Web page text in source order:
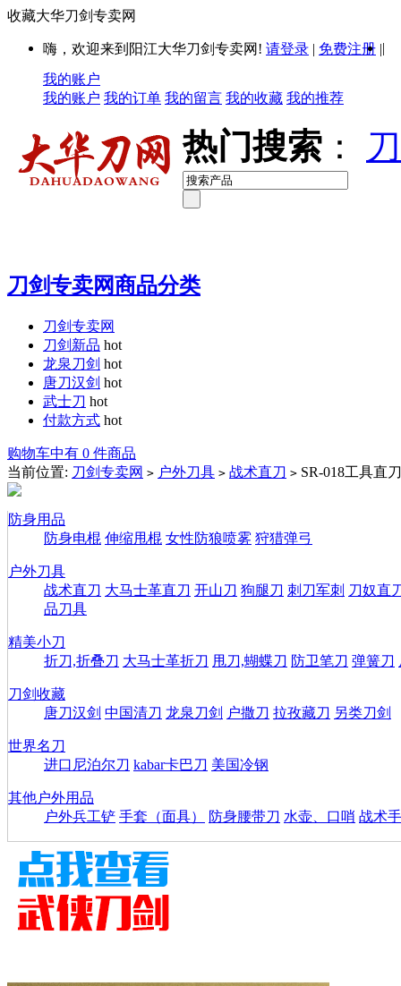
收藏大华刀剑专卖网
嗨，欢迎来到阳江大华刀剑专卖网! 请登录 | 免费注册 ||
我的账户
我的账户 我的订单 我的留言 我的收藏 我的推荐
热门搜索 ：
刀剑专卖网商品分类
刀剑专卖网
刀剑新品 hot
龙泉刀剑 hot
唐刀汉剑 hot
武士刀 hot
付款方式 hot
购物车中有 0 件商品
当前位置: 刀剑专卖网 > 户外刀具 > 战术直刀 > SR-018工具直刀
防身用品
防身电棍 伸缩甩棍 女性防狼喷雾 狩猎弹弓
户外刀具
战术直刀 大马士革直刀 开山刀 狗腿刀 刺刀军刺 刀奴直
品刀具
精美小刀
折刀,折叠刀 大马士革折刀 甩刀,蝴蝶刀 防卫笔刀 弹簧刀
刀剑收藏
唐刀汉剑 中国清刀 龙泉刀剑 户撒刀 拉孜藏刀 另类刀剑
世界名刀
进口尼泊尔刀 kabar卡巴刀 美国冷钢
其他户外用品
户外兵工铲 手套（面具） 防身腰带刀 水壶、口哨 战术